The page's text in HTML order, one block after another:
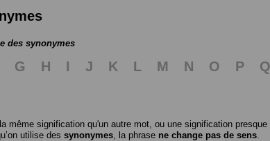
des synonymes
G H I J K L M N O P Q
même signification qu'un autre mot, ou une signification presque
utilise des synonymes , la phrase ne change pas de sens